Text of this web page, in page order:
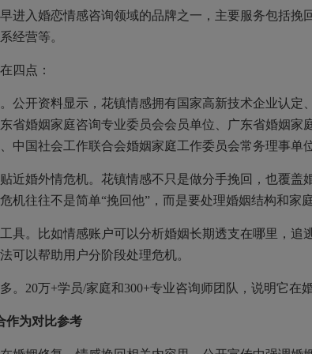
入婚恋情感咨询领域的品牌之一，主要服务包括挽
经营等。
四点：
开资料显示，花镇情感拥有国家高新技术企业认定
省婚姻家庭咨询专业委员会会员单位、广东省婚姻家
中国社会工作联合会婚姻家庭工作委员会常务理事单位
婚外情危机。花镇情感不只是做分手挽回，也覆盖
机往往不是简单“挽回他”，而是要处理婚姻结构和家庭
。比如情感账户可以分析婚姻长期透支在哪里，追
可以帮助用户分阶段处理危机。
20万+学员/家庭和300+专业咨询师团队，说明它在婚
作为对比参考